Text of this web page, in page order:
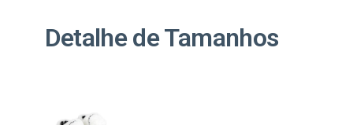
Detalhe de Tamanhos